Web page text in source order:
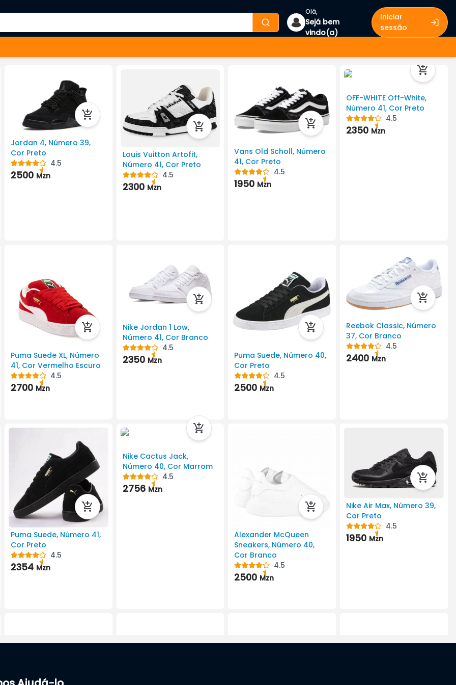
Olá,
Sejá bem
vindo(a)
Iniciar
sessão
Jordan 4, Número 39,
Cor Preto
4.5
2500 Mzn
Louis Vuitton Artofit,
Número 41, Cor Preto
4.5
2300 Mzn
Vans Old Scholl, Número
41, Cor Preto
4.5
1950 Mzn
OFF-WHITE Off-White,
Número 41, Cor Preto
4.5
2350 Mzn
Puma Suede XL, Número
41, Cor Vermelho Escuro
4.5
2700 Mzn
Nike Jordan 1 Low,
Número 41, Cor Branco
4.5
2350 Mzn
Puma Suede, Número 40,
Cor Preto
4.5
2500 Mzn
Reebok Classic, Número
37, Cor Branco
4.5
2400 Mzn
Puma Suede, Número 41,
Cor Preto
4.5
2354 Mzn
Nike Cactus Jack,
Número 40, Cor Marrom
4.5
2756 Mzn
Alexander McQueen
Sneakers, Número 40,
Cor Branco
4.5
2500 Mzn
Nike Air Max, Número 39,
Cor Preto
4.5
1950 Mzn